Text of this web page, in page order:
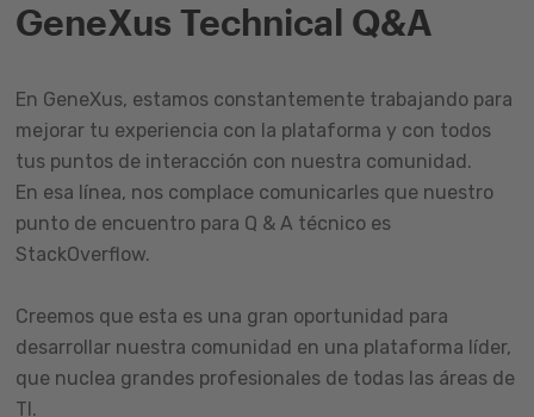
GeneXus Technical Q&A
En GeneXus, estamos constantemente trabajando para
mejorar tu experiencia con la plataforma y con todos
tus puntos de interacción con nuestra comunidad.
En esa línea, nos complace comunicarles que nuestro
punto de encuentro para Q & A técnico es
StackOverflow.
Creemos que esta es una gran oportunidad para
desarrollar nuestra comunidad en una plataforma líder,
que nuclea grandes profesionales de todas las áreas de
TI.